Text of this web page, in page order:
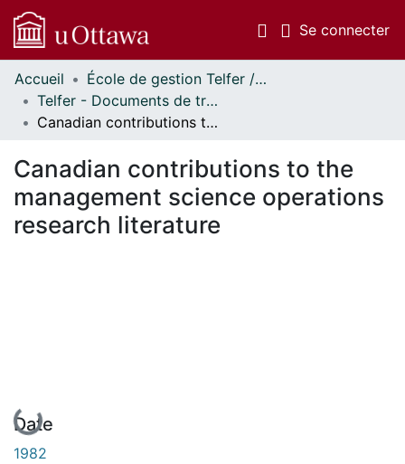
Se connecter
Communautés
et collections
Parcourir
À propos
Accueil
École de gestion Telfer // Telfer School of Management
Telfer - Documents de travail // Telfer - Working Papers
Canadian contributions to the management science operations research literature
Canadian contributions to the
management science operations
research literature
En cours de chargement...
Date
1982